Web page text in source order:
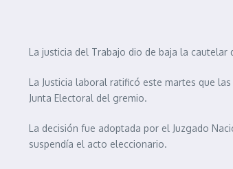
La justicia del Trabajo dio de baja la
La Justicia laboral ratificó este martes que
Junta Electoral del gremio.
La decisión fue adoptada por el Juzgado
suspendía el acto eleccionario.